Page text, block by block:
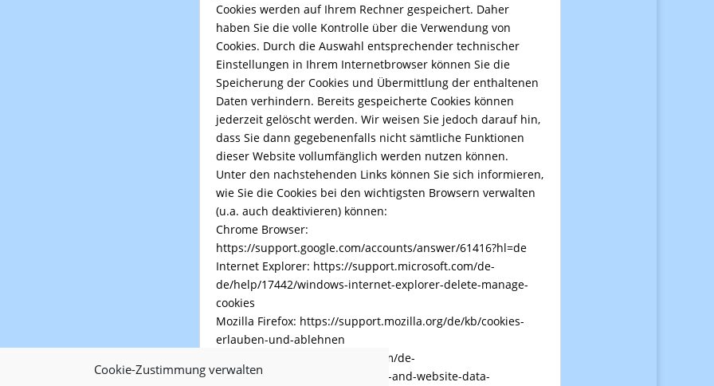
Cookie-Zustimmung verwalten
Cookies werden auf Ihrem Rechner gespeichert. Daher
haben Sie die volle Kontrolle über die Verwendung von
Cookies. Durch die Auswahl entsprechender technischer
Einstellungen in Ihrem Internetbrowser können Sie die
Speicherung der Cookies und Übermittlung der enthaltenen
Daten verhindern. Bereits gespeicherte Cookies können
jederzeit gelöscht werden. Wir weisen Sie jedoch darauf hin,
dass Sie dann gegebenenfalls nicht sämtliche Funktionen
dieser Website vollumfänglich werden nutzen können.
Unter den nachstehenden Links können Sie sich informieren,
wie Sie die Cookies bei den wichtigsten Browsern verwalten
(u.a. auch deaktivieren) können:
Chrome Browser:
https://support.google.com/accounts/answer/61416?hl=de
Internet Explorer: https://support.microsoft.com/de-
de/help/17442/windows-internet-explorer-delete-manage-
cookies
Mozilla Firefox: https://support.mozilla.org/de/kb/cookies-
erlauben-und-ablehnen
https://support.apple.com/de-
de/guide/safari/manage-cookies-and-website-data-